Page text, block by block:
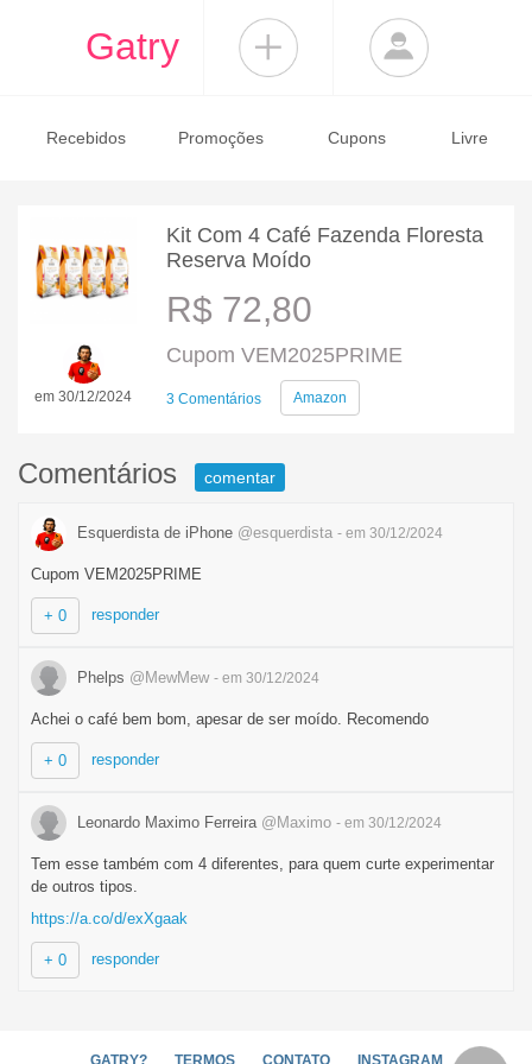
Gatry
Recebidos Promoções Cupons Livre
em 30/12/2024
Kit Com 4 Café Fazenda Floresta
Reserva Moído
R$ 72,80
Cupom VEM2025PRIME
3 Comentários Amazon
Comentários comentar
Esquerdista de iPhone @esquerdista - em 30/12/2024
Cupom VEM2025PRIME
+ 0 responder
Phelps @MewMew - em 30/12/2024
Achei o café bem bom, apesar de ser moído. Recomendo
+ 0 responder
Leonardo Maximo Ferreira @Maximo - em 30/12/2024
Tem esse também com 4 diferentes, para quem curte experimentar
de outros tipos.
https://a.co/d/exXgaak
+ 0 responder
GATRY? TERMOS CONTATO INSTAGRAM